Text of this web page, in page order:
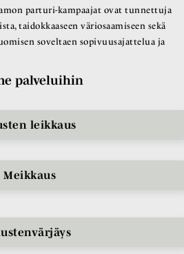
parturi-kampaajat ovat tunnettuja
taidokkaaseen väriosaamiseen sekä
soveltaen sopivuusajattelua ja
palveluihin
leikkaus
Meikkaus